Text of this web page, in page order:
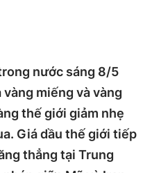
nước sáng 8/5
miếng và vàng
thế giới giảm nhẹ
Giá dầu thế giới tiếp
thẳng tại Trung